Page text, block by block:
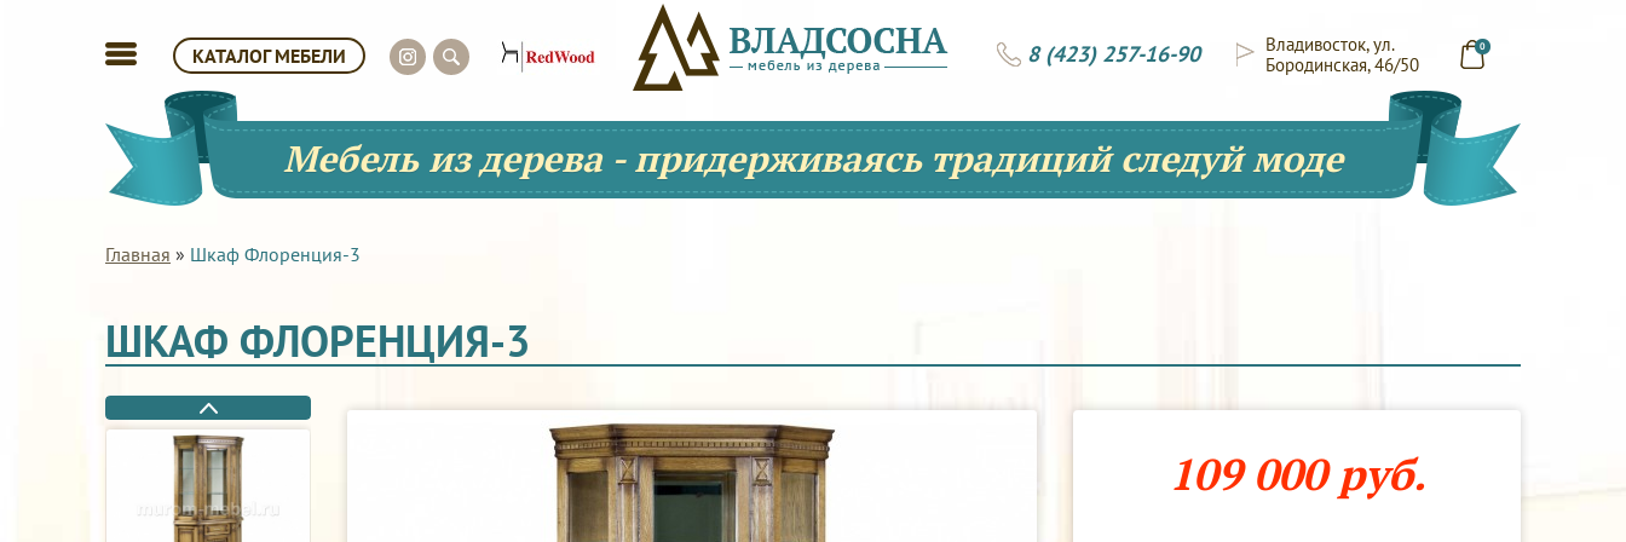
КАТАЛОГ МЕБЕЛИ 0
Владивосток, ул.
Бородинская, 46/50
8 (423) 257-16-90
Мебель из дерева - придерживаясь традиций следуй моде
Главная » Шкаф Флоренция-3
ШКАФ ФЛОРЕНЦИЯ-3
109 000 руб.